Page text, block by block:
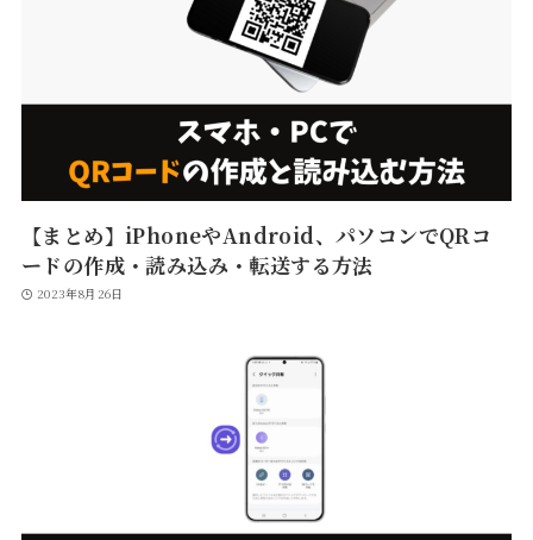
【まとめ】iPhoneやAndroid、パソコンでQRコ
ードの作成・読み込み・転送する方法
2023年8月26日